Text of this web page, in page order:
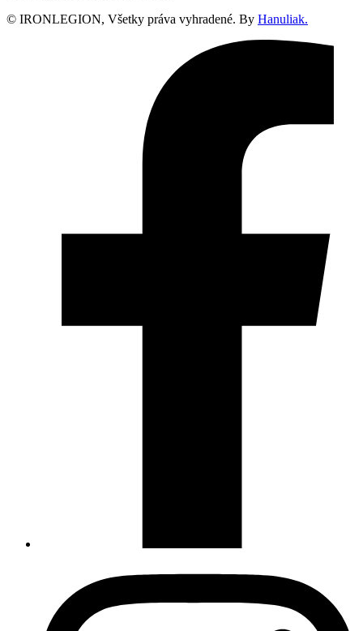
© IRONLEGION, Všetky práva vyhradené. By Hanuliak.